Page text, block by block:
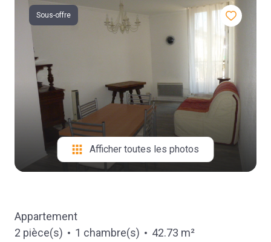
contact
Sous-offre
Afficher toutes les photos
Appartement
2 pièce(s)
1 chambre(s) 42.73 m²